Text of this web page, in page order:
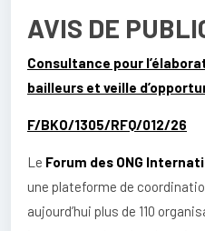
AVIS DE
Consultance pour
bailleurs et veille
F/BKO/1305/RFQ/012/26
Le Forum des ONG
une plateforme de
aujourd’hui plus de 110